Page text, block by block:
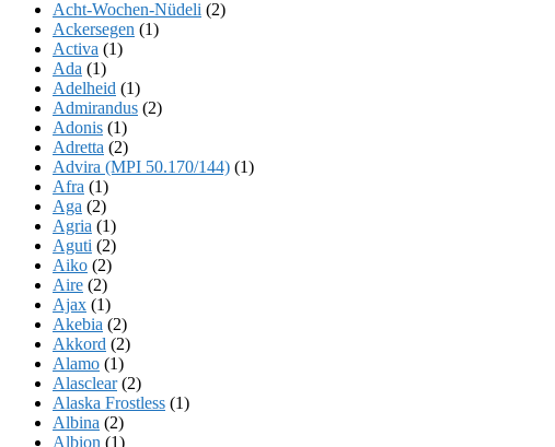
Acht-Wochen-Nüdeli (2)
Ackersegen (1)
Activa (1)
Ada (1)
Adelheid (1)
Admirandus (2)
Adonis (1)
Adretta (2)
Advira (MPI 50.170/144) (1)
Afra (1)
Aga (2)
Agria (1)
Aguti (2)
Aiko (2)
Aire (2)
Ajax (1)
Akebia (2)
Akkord (2)
Alamo (1)
Alasclear(2)
Alaska Frostless (1)
Albina (2)
Albion (1)